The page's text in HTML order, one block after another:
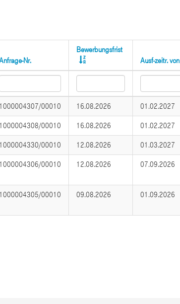
Nr.
Bewerbungsfrist
Ausf-zeitr. von
1000004307/00010 16.08.2026 01.02.2027
1000004308/00010 16.08.2026 01.02.2027
1000004330/00010 12.08.2026 01.03.2027
1000004306/00010 12.08.2026 07.09.2026
1000004305/00010 09.08.2026 01.09.2026